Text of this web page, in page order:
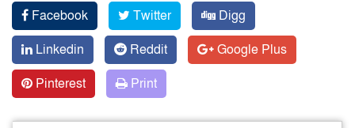
Facebook Twitter
Digg
Linkedin
Reddit
Google Plus
Pinterest
Print